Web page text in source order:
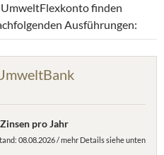
finden
Ausführungen:
pro Jahr
08.08.2026 / mehr Details siehe unten